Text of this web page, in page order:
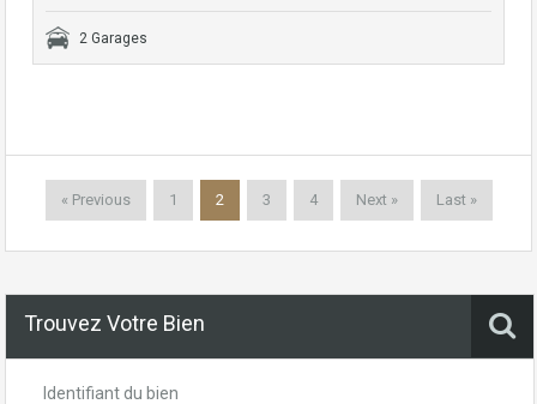
2 Garages
« Previous 1 2 3 4 Next » Last »
Trouvez Votre Bien
Identifiant du bien